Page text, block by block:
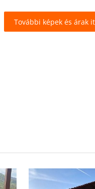
További képek és árak